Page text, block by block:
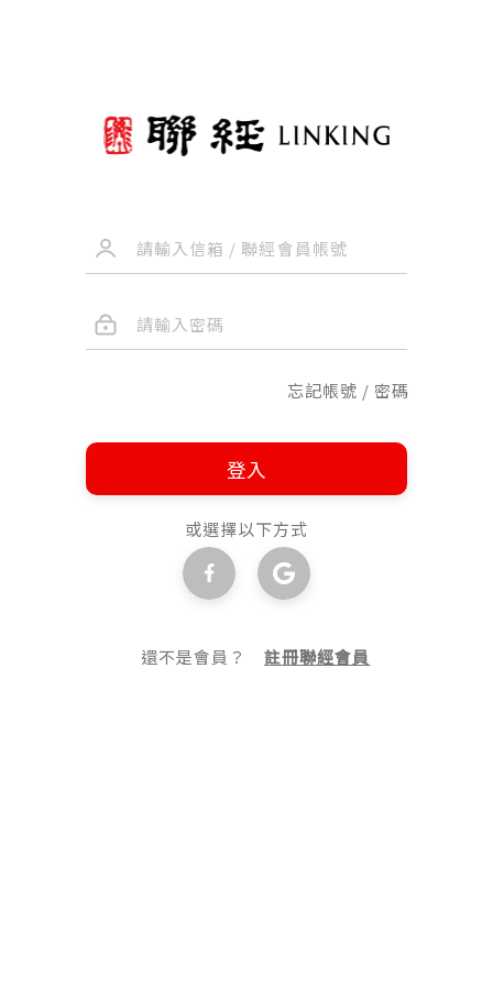
忘記帳號 / 密碼
登入
或選擇以下方式
還不是會員？註冊聯經會員